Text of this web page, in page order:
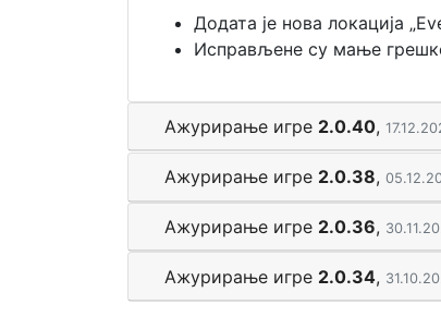
Додата је нова локација
Исправљене су мање
Ажурирање игре 2.0.40,
Ажурирање игре 2.0.38,
Ажурирање игре 2.0.36,
Ажурирање игре 2.0.34,